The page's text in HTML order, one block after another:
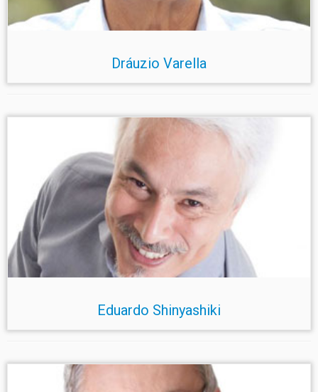
Dráuzio Varella
Eduardo Shinyashiki